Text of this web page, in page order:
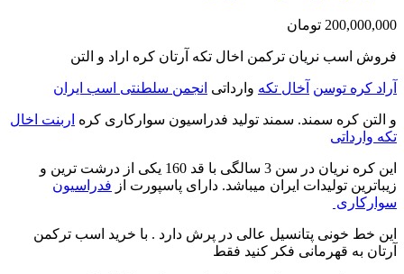
200,000,000 تومان
فروش اسب نریان ترکمن اخال تکه آرتان کره اراد و التن
آراد کره توسن آخال تکه وارداتی انجمن سلطنتی اسب ایران
و التن کره سمند. سمند تولید فدراسیون سوارکاری کره اربنت اخال
تکه وارداتی
این کره نریان در سن 3 سالگی با قد 160 یکی از درشت ترین و
زیباترین تولیدات ایران میباشد. دارای پاسپورت از فدراسیون
سوارکاری
این خط خونی پتانسیل عالی در پرش دارد . با خرید اسب ترکمن
آرتان به قهرمانی فکر کنید فقط